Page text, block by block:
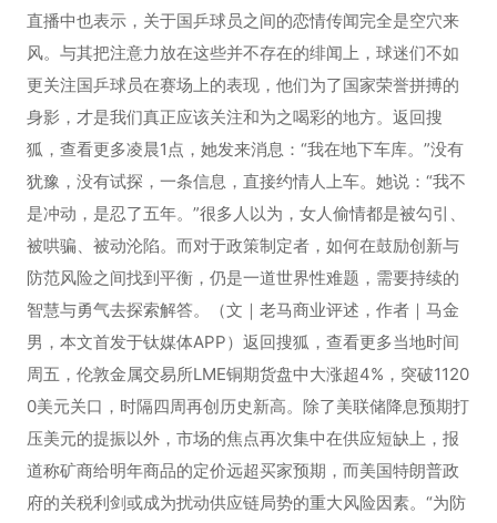
直播中也表示，关于国乒球员之间的恋情传闻完全是空穴来
风。与其把注意力放在这些并不存在的绯闻上，球迷们不如
更关注国乒球员在赛场上的表现，他们为了国家荣誉拼搏的
身影，才是我们真正应该关注和为之喝彩的地方。返回搜
狐，查看更多凌晨1点，她发来消息：“我在地下车库。”没有
犹豫，没有试探，一条信息，直接约情人上车。她说：“我不
是冲动，是忍了五年。”很多人以为，女人偷情都是被勾引、
被哄骗、被动沦陷。而对于政策制定者，如何在鼓励创新与
防范风险之间找到平衡，仍是一道世界性难题，需要持续的
智慧与勇气去探索解答。（文｜老马商业评述，作者｜马金
男，本文首发于钛媒体APP）返回搜狐，查看更多当地时间
周五，伦敦金属交易所LME铜期货盘中大涨超4%，突破1120
0美元关口，时隔四周再创历史新高。除了美联储降息预期打
压美元的提振以外，市场的焦点再次集中在供应短缺上，报
道称矿商给明年商品的定价远超买家预期，而美国特朗普政
府的关税利剑或成为扰动供应链局势的重大风险因素。“为防